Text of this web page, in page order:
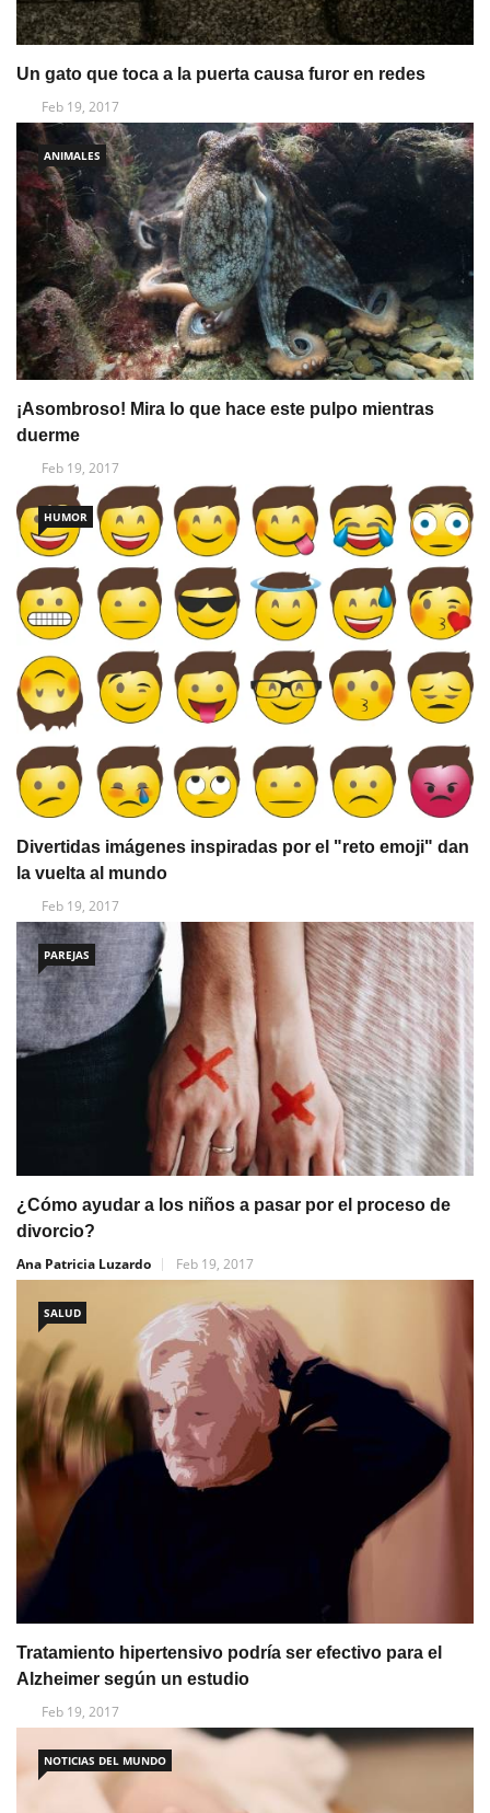
Un gato que toca a la puerta causa furor en redes
Feb 19, 2017
ANIMALES
¡Asombroso! Mira lo que hace este pulpo mientras
duerme
Feb 19, 2017
HUMOR
Divertidas imágenes inspiradas por el "reto emoji" dan
la vuelta al mundo
Feb 19, 2017
PAREJAS
¿Cómo ayudar a los niños a pasar por el proceso de
divorcio?
Ana Patricia Luzardo
Feb 19, 2017
SALUD
Tratamiento hipertensivo podría ser efectivo para el
Alzheimer según un estudio
Feb 19, 2017
NOTICIAS DEL MUNDO